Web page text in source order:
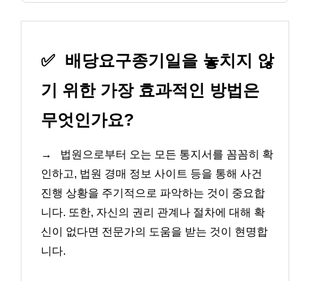
✅ 배당요구종기일을 놓치지 않
기 위한 가장 효과적인 방법은
무엇인가요?
→
법원으로부터 오는 모든 통지서를 꼼꼼히 확
인하고, 법원 경매 정보 사이트 등을 통해 사건
진행 상황을 주기적으로 파악하는 것이 중요합
니다. 또한, 자신의 권리 관계나 절차에 대해 확
신이 없다면 전문가의 도움을 받는 것이 현명합
니다.